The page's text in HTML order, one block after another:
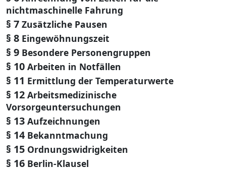
nichtmaschinelle Fahrung
§ 7 Zusätzliche Pausen
§ 8 Eingewöhnungszeit
§ 9 Besondere Personengruppen
§ 10 Arbeiten in Notfällen
§ 11 Ermittlung der Temperaturwerte
§ 12 Arbeitsmedizinische
Vorsorgeuntersuchungen
§ 13 Aufzeichnungen
§ 14 Bekanntmachung
§ 15 Ordnungswidrigkeiten
§ 16 Berlin-Klausel